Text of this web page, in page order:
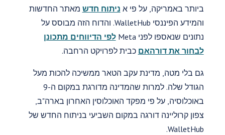
ביותר באמריקה, על פי א ניתוח חדש מאתר החדשות
והמידע הפיננסי WalletHub. והדוח הזה מבוסס על
נתונים שנאספו לפני Meta
לפי הדיווחים מתכונן
לבחור את דורהאם כבית לפרויקט הרחבה.
גם בלי מטה, מדינת עקב הטאר ממשיכה להכות מעל
הגודל שלה. למרות שהמדינה מדורגת במקום ה-9
באוכלוסיה, על פי מפקד האוכלוסין האחרון בארה"ב,
צפון קרוליינה דורגה במקום השביעי בניתוח החדש של
WalletHub.